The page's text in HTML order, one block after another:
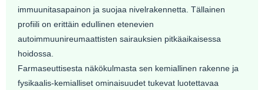
immuunitasapainon ja suojaa nivelrakennetta. Tällainen
profiili on erittäin edullinen etenevien
autoimmuunireumaattisten sairauksien pitkäaikaisessa
hoidossa.
Farmaseuttisesta näkökulmasta sen kemiallinen rakenne ja
fysikaalis-kemialliset ominaisuudet tukevat luotettavaa